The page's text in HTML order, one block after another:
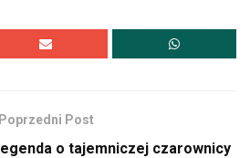
Poprzedni Post
o tajemniczej czarownicy